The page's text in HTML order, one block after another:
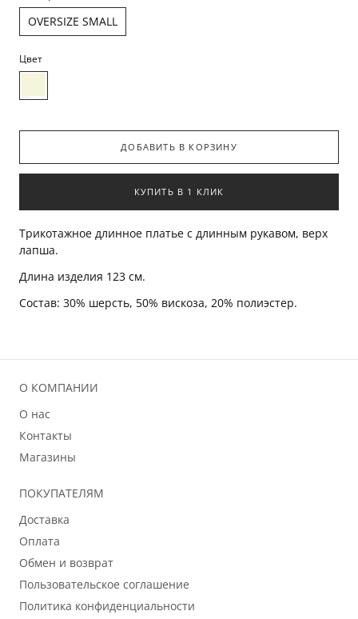
OVERSIZE SMALL
Цвет
ДОБАВИТЬ В КОРЗИНУ
КУПИТЬ В 1 КЛИК
Трикотажное длинное платье с длинным рукавом, верх
лапша.
Длина изделия 123 см.
Состав: 30% шерсть, 50% вискоза, 20% полиэстер.
О КОМПАНИИ
О нас
Контакты
Магазины
ПОКУПАТЕЛЯМ
Доставка
Оплата
Обмен и возврат
Пользовательское соглашение
Политика конфиденциальности